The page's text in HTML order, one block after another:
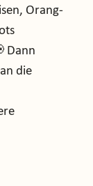
Orang-
Dann
die